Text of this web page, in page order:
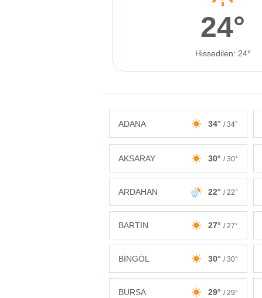
24°
Hissedilen: 24°
ADANA 34° / 34°
AKSARAY 30° / 30°
ARDAHAN 22° / 22°
BARTIN 27° / 27°
BİNGÖL 30° / 30°
BURSA 29° / 29°